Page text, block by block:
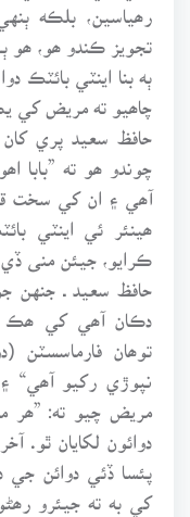
رھياسين، بلڪه
تجويز ڪندو ھو، ھو
ٻه بنا اينٽي بائٽڪ
چاھيو ته مريض کي
حافظ سعيد پري
چوندو ھو ته ”بابا
آھي ۽ ان کي سخت
ھينئر ئي اينٽي
ڪرايو، جيئن منى
حافظ سعيد ـ جنهن
دڪان آھي کي ھڪ
توھان فارماسسٽن
نپوڙي رکيو آھي“
مريض چيو ته: ”ھر
دوائون لکايان ٿو.
پئسا ڏئي دوائن جي
کي به ته جيئرو